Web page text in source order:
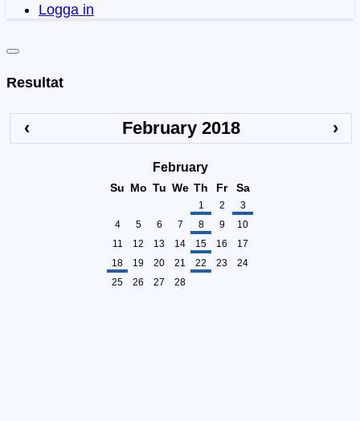
Logga in
Resultat
‹ February 2018 ›
February
Su Mo Tu We Th Fr Sa
1 2
3
4
5 6 7 8 9
10
11
12 13 14 15 16
17
18
19 20 21 22 23
24
25
26 27 28